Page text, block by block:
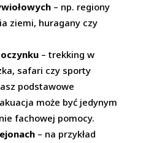
– np. regiony
ziemi, huragany czy
– trekking w
safari czy sporty
podstawowe
może być jedynym
fachowej pomocy.
– na przykład